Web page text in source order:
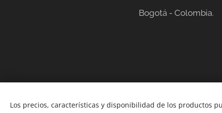
Bogotá - Colombia.
Los precios, características y disponibilidad de los productos